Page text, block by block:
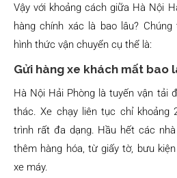
Vậy với khoảng cách giữa Hà Nội
hàng chính xác là bao lâu?
hình thức vận chuyển cụ thể là:
Gửi hàng xe khách mất bao
Hà Nội Hải Phòng là tuyến vận tải
thác. Xe chạy liên tục chỉ khoảng
trình rất đa dạng. Hầu hết các
thêm hàng hóa, từ giấy tờ, bưu
xe máy.